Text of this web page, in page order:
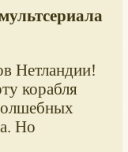
Нетландии!
корабля
Но